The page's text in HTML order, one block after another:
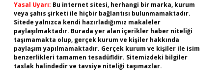
Yasal Uyarı: Bu internet sitesi, herhangi bir marka, kurum
veya şahıs şirketi ile hiçbir bağlantısı bulunmamaktadır.
Sitede yalnızca kendi hazırladığımız makaleler
paylaşılmaktadır. Burada yer alan içerikler haber niteliği
taşımamakta olup, gerçek kurum ve kişiler hakkında
paylaşım yapılmamaktadır. Gerçek kurum ve kişiler ile isim
benzerlikleri tamamen tesadüfidir. Sitemizdeki bilgiler
taslak halindedir ve tavsiye niteliği taşımazlar.